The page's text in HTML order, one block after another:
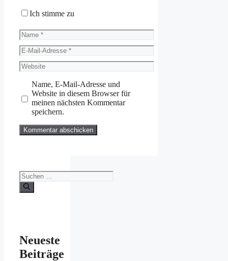
Ich stimme zu
Name
E-
Mail-
Adresse
Website
Name, E-Mail-Adresse und
Website in diesem Browser für
meinen nächsten Kommentar
speichern.
Suchen
nach:
Neueste
Beiträge